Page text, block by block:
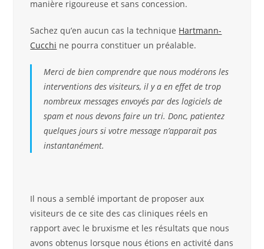
manière rigoureuse et sans concession.
Sachez qu’en aucun cas la technique Hartmann-
Cucchi ne pourra constituer un préalable.
Merci de bien comprendre que nous modérons les
interventions des visiteurs, il y a en effet de trop
nombreux messages envoyés par des logiciels de
spam et nous devons faire un tri. Donc, patientez
quelques jours si votre message n’apparait pas
instantanément.
Il nous a semblé important de proposer aux
visiteurs de ce site des cas cliniques réels en
rapport avec le bruxisme et les résultats que nous
avons obtenus lorsque nous étions en activité dans